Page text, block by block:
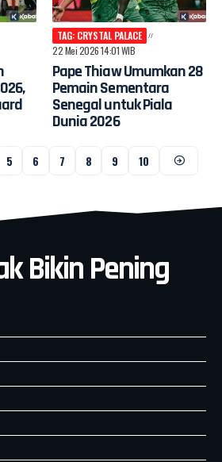
TAG: CRYSTAL PALACE
22 Mei 2026 14:01 WIB
Pape Thiaw Umumkan 28
Pemain Sementara
Senegal untuk Piala
Dunia 2026
5 6 7 8 9 10
Bikin Pening